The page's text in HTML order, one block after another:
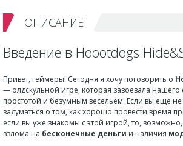
ОПИСАНИЕ
Введение в Hoootdogs
Привет, геймеры! Сегодня я хочу поговорить о
— олдскульной игре, которая завоевала нашего
простотой и безумным весельем. Если вы еще не
задуматься о том, как хорошо провести время
если вы уже знакомы с этой игрой, то, возможно,
взлома на бесконечные деньги и наличия